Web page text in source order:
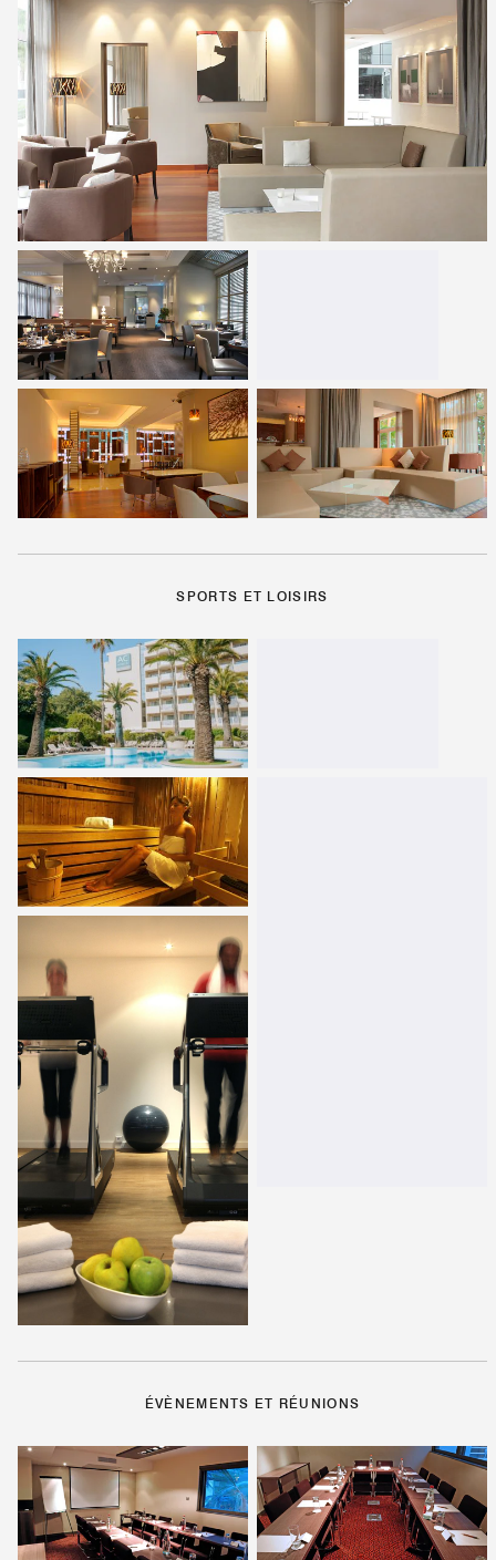
SPORTS ET LOISIRS
ÉVÈNEMENTS ET RÉUNIONS